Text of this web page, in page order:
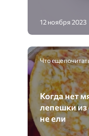
12 ноября 2023
Что еще
Когда нет
лепешки из
не ели